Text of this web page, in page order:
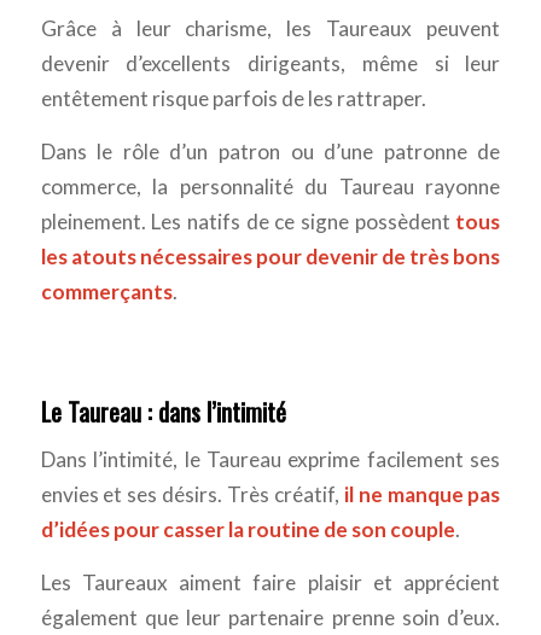
Grâce à leur charisme, les Taureaux peuvent
devenir d’excellents dirigeants, même si leur
entêtement risque parfois de les rattraper.
Dans le rôle d’un patron ou d’une patronne de
commerce, la personnalité du Taureau rayonne
pleinement. Les natifs de ce signe possèdent tous
les atouts nécessaires pour devenir de très bons
commerçants.
Le Taureau : dans l’intimité
Dans l’intimité, le Taureau exprime facilement ses
envies et ses désirs. Très créatif, il ne manque pas
d’idées pour casser la routine de son couple.
Les Taureaux aiment faire plaisir et apprécient
également que leur partenaire prenne soin d’eux.